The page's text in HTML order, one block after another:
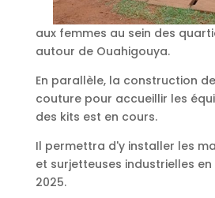
aux femmes au sein des
autour de Ouahigouya.
En parallèle, la construction
couture pour accueillir les
des kits est en cours.
Il permettra d'y installer les
et surjetteuses industrielles
2025.